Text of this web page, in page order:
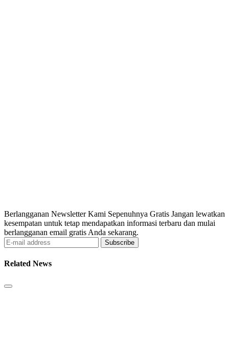
Berlangganan Newsletter Kami Sepenuhnya Gratis Jangan lewatkan
kesempatan untuk tetap mendapatkan informasi terbaru dan mulai
berlangganan email gratis Anda sekarang.
Subscribe
Related News